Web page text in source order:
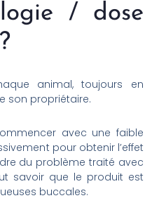
/ dose
animal, toujours en
son propriétaire.
avec une faible
pour obtenir l’effet
du problème traité avec
savoir que le produit est
buccales.